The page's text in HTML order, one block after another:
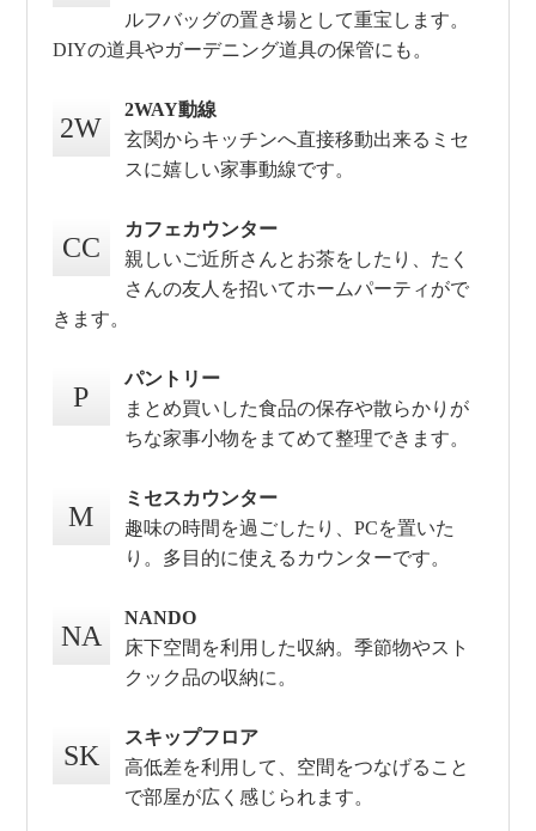
ルフバッグの置き場として重宝します。
DIYの道具やガーデニング道具の保管にも。
2W
2WAY動線
玄関からキッチンへ直接移動出来るミセ
スに嬉しい家事動線です。
CC
カフェカウンター
親しいご近所さんとお茶をしたり、たく
さんの友人を招いてホームパーティがで
きます。
P
パントリー
まとめ買いした食品の保存や散らかりが
ちな家事小物をまてめて整理できます。
M
ミセスカウンター
趣味の時間を過ごしたり、PCを置いた
り。多目的に使えるカウンターです。
NA
NANDO
床下空間を利用した収納。季節物やスト
クック品の収納に。
SK
スキップフロア
高低差を利用して、空間をつなげること
で部屋が広く感じられます。